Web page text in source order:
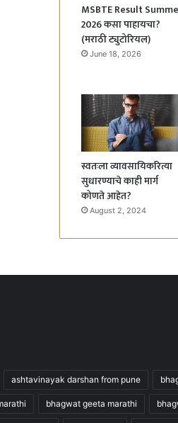
MSBTE Result
2026 कसा पाहायचा?
(मराठी ट्युटोरियल)
June 18, 2026
स्वतःला व्यावसायिकरित्या
सुधारण्याचे काही मार्ग
कोणते आहेत?
August 2, 2024
ashtavinayak darshan from pune
bhagwat geeta marathi